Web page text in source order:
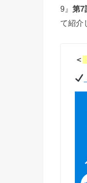
9』 第7
て紹介
＜